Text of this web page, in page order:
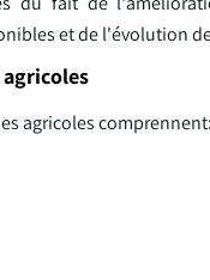
et de l'évolution
agricoles
agricoles comprennent: